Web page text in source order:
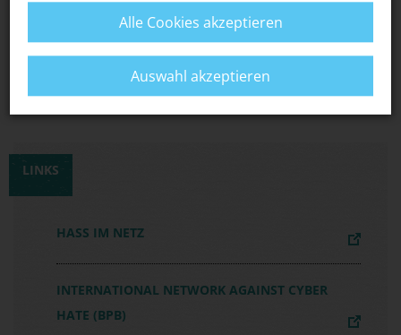
strafbare Inhalte handeln: Melde die Seiten z.B.
love-storm
Polizei.
LINKS
HASS IM NETZ
INTERNATIONAL NETWORK AGAINST CYBER
HATE (BPB)
Alle Cookies akzeptieren
Auswahl akzeptieren